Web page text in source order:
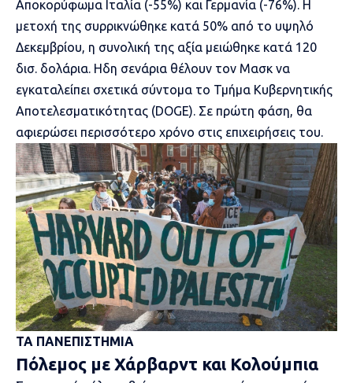
Αποκορύφωμα Ιταλία (-55%) και Γερμανία (-76%). Η
μετοχή της συρρικνώθηκε κατά 50% από το υψηλό
Δεκεμβρίου, η συνολική της αξία μειώθηκε κατά 120
δισ. δολάρια. Ηδη σενάρια θέλουν τον Μασκ να
εγκαταλείπει σχετικά σύντομα το Τμήμα Κυβερνητικής
Αποτελεσματικότητας (DOGE). Σε πρώτη φάση, θα
αφιερώσει περισσότερο χρόνο στις επιχειρήσεις του.
ΤΑ ΠΑΝΕΠΙΣΤΗΜΙΑ
Πόλεμος με Χάρβαρντ και Κολούμπια